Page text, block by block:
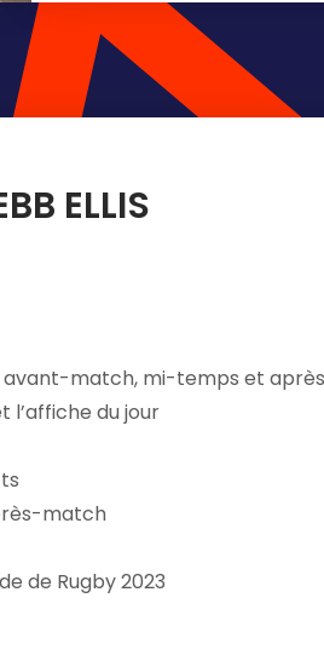
ELLIS
avant-match, mi-temps et
l’affiche du jour
match
de Rugby 2023